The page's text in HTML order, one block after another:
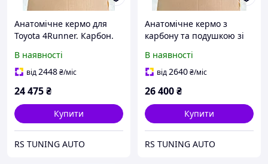
Анатомічне кермо для
Toyota 4Runner. Карбон.
В наявності
від2448₴/міс
24 475₴
Купити
RS TUNING AUTO
Анатомічне кермо з
карбону та подушкою зі
В сборі.
В наявності
від2640₴/міс
26 400₴
Купити
RS TUNING AUTO